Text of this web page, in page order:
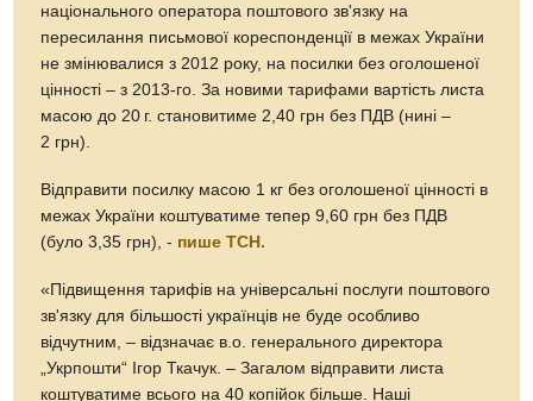
національного оператора поштового зв'язку на
пересилання письмової кореспонденції в межах України
не змінювалися з 2012 року, на посилки без оголошеної
цінності – з 2013-го. За новими тарифами вартість листа
масою до 20 г. становитиме 2,40 грн без ПДВ (нині –
2 грн).
Відправити посилку масою 1 кг без оголошеної цінності в
межах України коштуватиме тепер 9,60 грн без ПДВ
(було 3,35 грн), - пише ТСН.
«Підвищення тарифів на універсальні послуги поштового
зв'язку для більшості українців не буде особливо
відчутним, – відзначає в.о. генерального директора
„Укрпошти“ Ігор Ткачук. – Загалом відправити листа
коштуватиме всього на 40 копійок більше. Наші